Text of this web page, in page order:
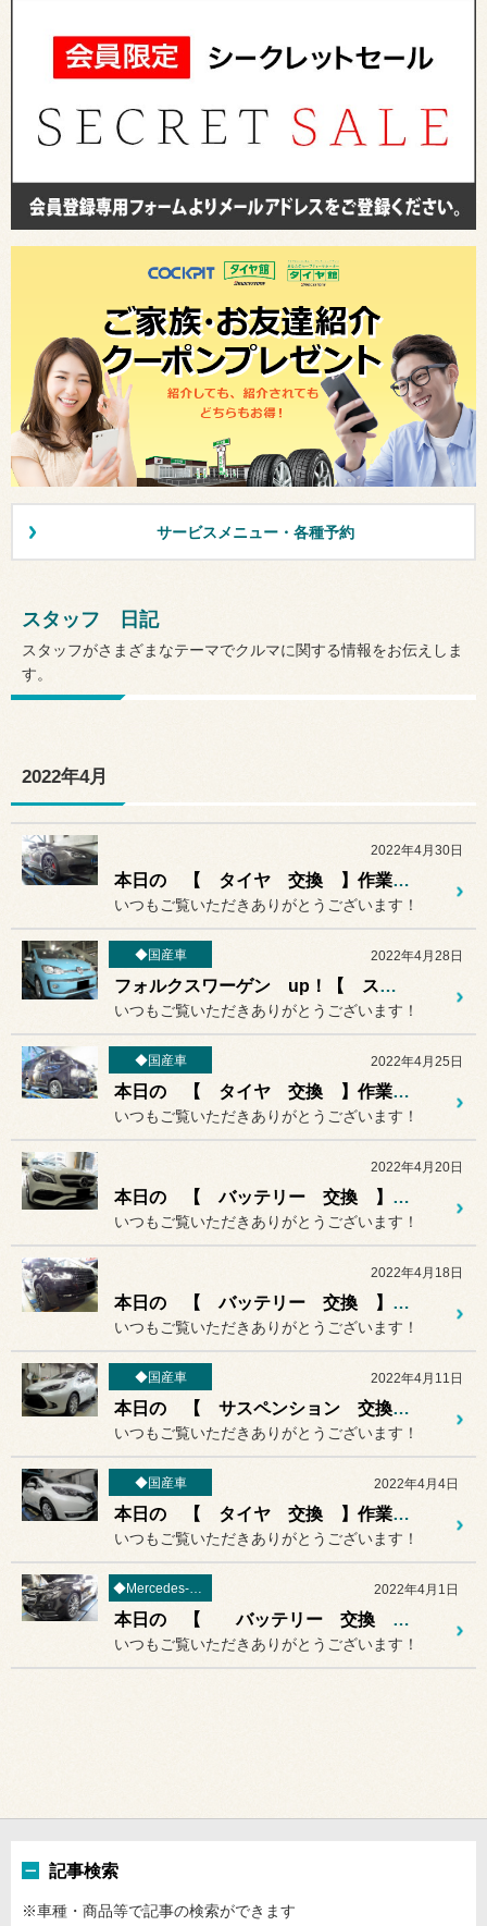
サービスメニュー・各種予約
スタッフ 日記
スタッフがさまざまなテーマでクルマに関する情報をお伝えしま
す。
2022年4月
2022年4月30日
本日の 【 タイヤ 交換 】作業紹介♪♪
いつもご覧いただきありがとうございます！
◆国産車 2022年4月28日
フォルクスワーゲン up！【 スロコン 取り付け 】作業紹介♪♪
いつもご覧いただきありがとうございます！
◆国産車 2022年4月25日
本日の 【 タイヤ 交換 】作業紹介♪♪
いつもご覧いただきありがとうございます！
2022年4月20日
本日の 【 バッテリー 交換 】作業紹介♪♪
いつもご覧いただきありがとうございます！
2022年4月18日
本日の 【 バッテリー 交換 】作業紹介♪♪
いつもご覧いただきありがとうございます！
◆国産車 2022年4月11日
本日の 【 サスペンション 交換 】作業紹介♪♪
いつもご覧いただきありがとうございます！
◆国産車 2022年4月4日
本日の 【 タイヤ 交換 】作業紹介♪♪
いつもご覧いただきありがとうございます！
◆Mercedes-Benz 2022年4月1日
本日の 【 バッテリー 交換 】作業紹介♪♪
いつもご覧いただきありがとうございます！
記事検索
※車種・商品等で記事の検索ができます